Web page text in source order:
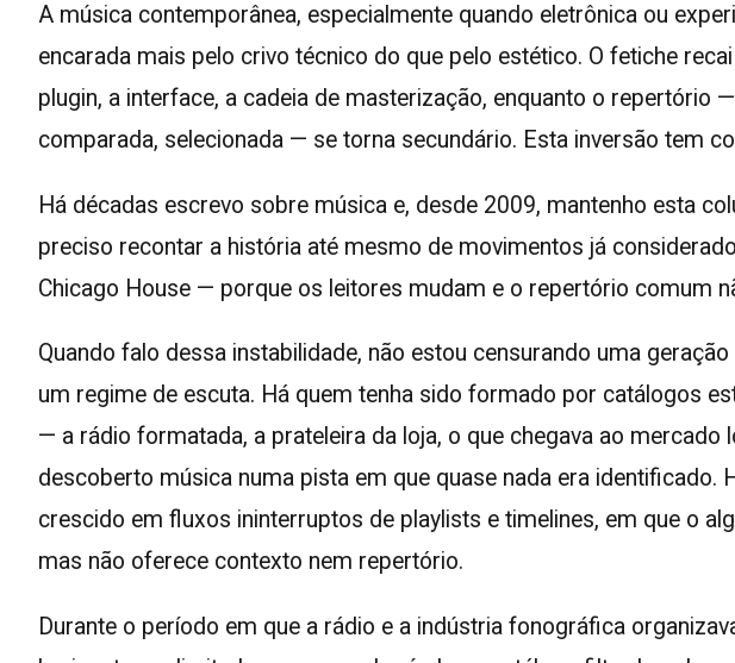
A música contemporânea, especialmente quando eletrônica ou
encarada mais pelo crivo técnico do que pelo estético. O fetiche
plugin, a interface, a cadeia de masterização, enquanto o repertório
comparada, selecionada — se torna secundário. Esta inversão tem
Há décadas escrevo sobre música e, desde 2009, mantenho esta
preciso recontar a história até mesmo de movimentos já
Chicago House — porque os leitores mudam e o repertório comum
Quando falo dessa instabilidade, não estou censurando uma
um regime de escuta. Há quem tenha sido formado por catálogos
— a rádio formatada, a prateleira da loja, o que chegava ao mercado
descoberto música numa pista em que quase nada era identificado.
crescido em fluxos ininterruptos de playlists e timelines, em que o
mas não oferece contexto nem repertório.
Durante o período em que a rádio e a indústria fonográfica